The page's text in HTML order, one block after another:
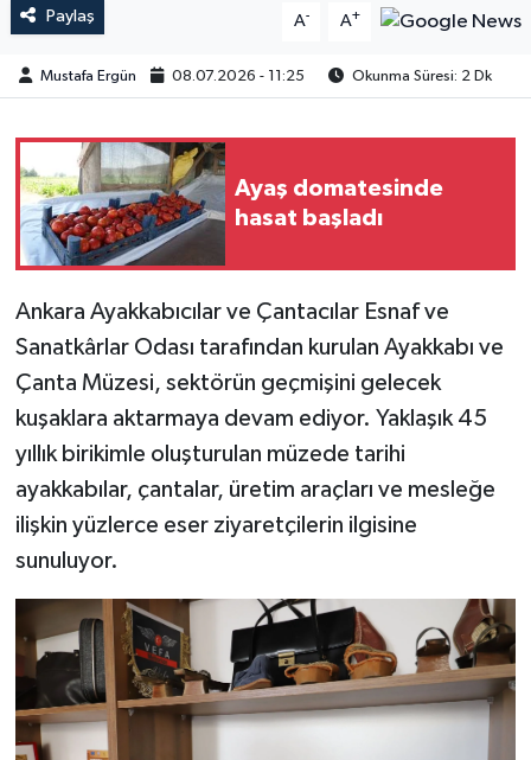
Paylaş A- A+
Mustafa Ergün 08.07.2026 - 11:25 Okunma Süresi: 2 Dk
Ayaş domatesinde
hasat başladı
​​​​​​Ankara Ayakkabıcılar ve Çantacılar Esnaf ve
Sanatkârlar Odası tarafından kurulan Ayakkabı ve
Çanta Müzesi, sektörün geçmişini gelecek
kuşaklara aktarmaya devam ediyor. Yaklaşık 45
yıllık birikimle oluşturulan müzede tarihi
ayakkabılar, çantalar, üretim araçları ve mesleğe
ilişkin yüzlerce eser ziyaretçilerin ilgisine
sunuluyor.